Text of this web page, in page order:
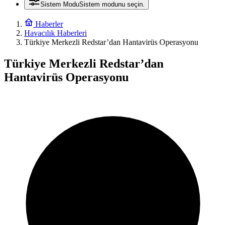
Sistem ModuSistem modunu seçin.
Haberler
Havacılık Haberleri
Türkiye Merkezli Redstar’dan Hantavirüs Operasyonu
Türkiye Merkezli Redstar’dan
Hantavirüs Operasyonu